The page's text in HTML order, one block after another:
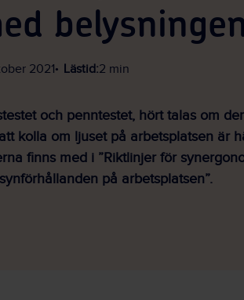
2021 Lästid:2 min
och penntestet, hört talas om
kolla om ljuset på arbetsplatsen är
finns med i ”Riktlinjer för
på arbetsplatsen”.